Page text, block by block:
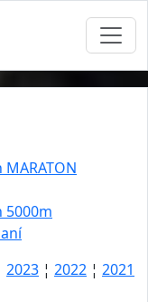
5000m
2023 ¦ 2022 ¦ 2021